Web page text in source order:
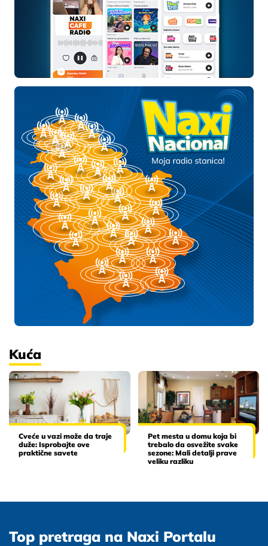
Kuća
Cveće u vazi može da traje
duže: Isprobajte ove
praktične savete
Pet mesta u domu koja bi
trebalo da osvežite svake
sezone: Mali detalji prave
veliku razliku
Top pretraga na Naxi Portalu